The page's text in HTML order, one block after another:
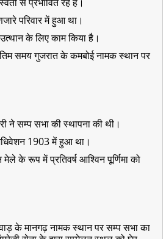
परिवार में हुआ था।
उत्थान के लिए काम किया है।
समय गुजरात के कमबोई नामक स्थान पर
ने सम्प सभा की स्थापना की थी।
1903 में हुआ था।
के रूप में प्रतिवर्ष आश्विन पूर्णिमा को
के मानगढ़ नामक स्थान पर सम्प सभा का